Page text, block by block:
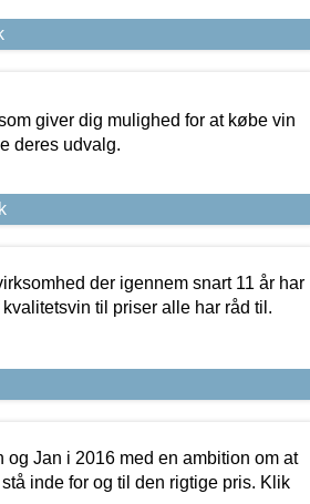
giver dig mulighed for at købe vin
deres udvalg.
der igennem snart 11 år har
til priser alle har råd til.
og Jan i 2016 med en ambition om at
inde for og til den rigtige pris. Klik